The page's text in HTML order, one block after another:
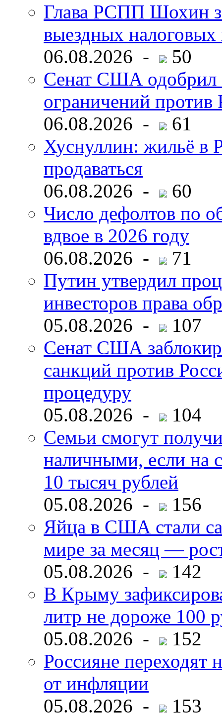
Глава РСПП Шохин
выездных налоговых
06.08.2026 -
50
Сенат США одобрил
ограничений
06.08.2026 -
61
Хуснуллин: жильё в
продаваться
06.08.2026 -
60
Число дефолтов по
вдвое в 2026 году
06.08.2026 -
71
Путин утвердил
инвесторов права
05.08.2026 -
107
Сенат США
санкций против
процедуру
05.08.2026 -
104
Семьи смогут
наличными, если на
10 тысяч рублей
05.08.2026 -
156
Яйца в США стали
мире за месяц —
05.08.2026 -
142
В Крыму
литр не дороже 100
05.08.2026 -
152
Россияне переходят
от инфляции
05.08.2026 -
153